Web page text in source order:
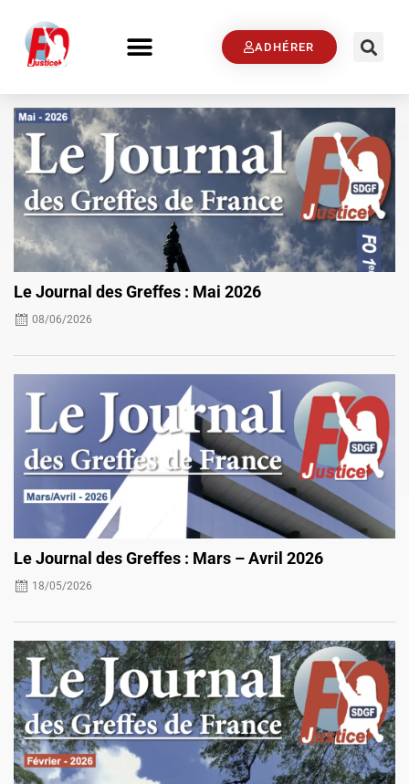
ADHÉRER
Le Journal des Greffes : Mai 2026
08/06/2026
Le Journal des Greffes : Mars – Avril 2026
18/05/2026